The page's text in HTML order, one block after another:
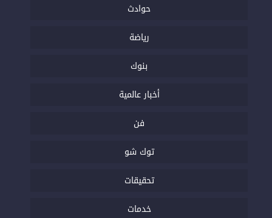
حوادث
رياضة
بنوك
أخبار عالمية
فن
توك شو
تحقيقات
خدمات